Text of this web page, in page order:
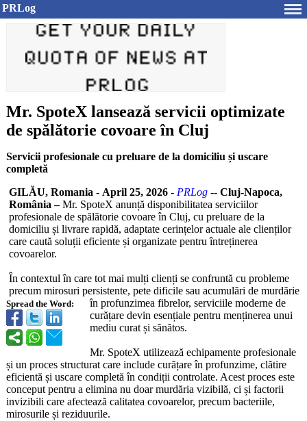
PRLog
Mr. SpoteX lansează servicii optimizate
de spălătorie covoare în Cluj
Servicii profesionale cu preluare de la domiciliu și uscare
completă
Spread the Word:
GILĂU, Romania - April 25, 2026 - PRLog -- Cluj-Napoca,
România –Mr. SpoteX anunță disponibilitatea serviciilor
profesionale de spălătorie covoare în Cluj, cu preluare de la
domiciliu și livrare rapidă, adaptate cerințelor actuale ale clienților
care caută soluții eficiente și organizate pentru întreținerea
covoarelor.
În contextul în care tot mai mulți clienți se confruntă cu probleme
precum mirosuri persistente, pete dificile sau acumulări de murdărie
în profunzimea fibrelor, serviciile moderne de
curățare devin esențiale pentru menținerea unui
mediu curat și sănătos.
Mr. SpoteX utilizează echipamente profesionale
și un proces structurat care include curățare în profunzime, clătire
eficientă și uscare completă în condiții controlate. Acest proces este
conceput pentru a elimina nu doar murdăria vizibilă, ci și factorii
invizibili care afectează calitatea covoarelor, precum bacteriile,
mirosurile și reziduurile.